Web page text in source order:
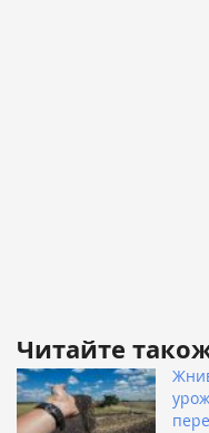
Читайте